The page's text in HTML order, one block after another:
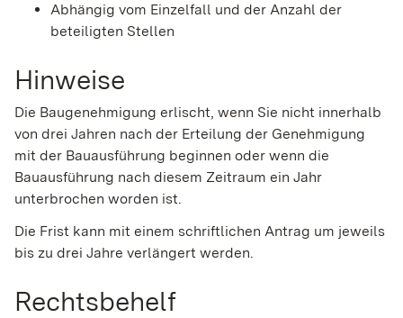
Abhängig vom Einzelfall und der Anzahl der
beteiligten Stellen
Hinweise
Die Baugenehmigung erlischt, wenn Sie nicht innerhalb
von drei Jahren nach der Erteilung der Genehmigung
mit der Bauausführung beginnen oder wenn die
Bauausführung nach diesem Zeitraum ein Jahr
unterbrochen worden ist.
Die Frist kann mit einem schriftlichen Antrag um jeweils
bis zu drei Jahre verlängert werden.
Rechtsbehelf